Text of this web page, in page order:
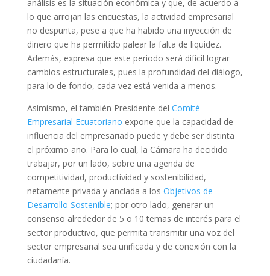
análisis es la situación económica y que, de acuerdo a
lo que arrojan las encuestas, la actividad empresarial
no despunta, pese a que ha habido una inyección de
dinero que ha permitido palear la falta de liquidez.
Además, expresa que este periodo será difícil lograr
cambios estructurales, pues la profundidad del diálogo,
para lo de fondo, cada vez está venida a menos.
Asimismo, el también Presidente del Comité
Empresarial Ecuatoriano expone que la capacidad de
influencia del empresariado puede y debe ser distinta
el próximo año. Para lo cual, la Cámara ha decidido
trabajar, por un lado, sobre una agenda de
competitividad, productividad y sostenibilidad,
netamente privada y anclada a los Objetivos de
Desarrollo Sostenible; por otro lado, generar un
consenso alrededor de 5 o 10 temas de interés para el
sector productivo, que permita transmitir una voz del
sector empresarial sea unificada y de conexión con la
ciudadanía.